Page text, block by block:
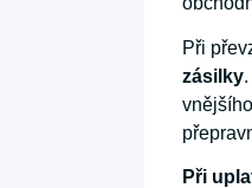
Při
zásilky
Při